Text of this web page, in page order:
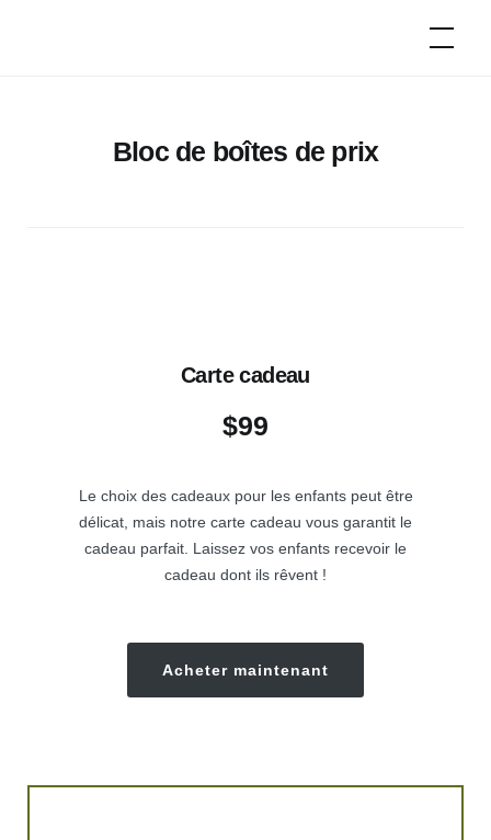
Bloc de boîtes de prix
Carte cadeau
$99
Le choix des cadeaux pour les enfants peut être
délicat, mais notre carte cadeau vous garantit le
cadeau parfait. Laissez vos enfants recevoir le
cadeau dont ils rêvent !
Acheter maintenant